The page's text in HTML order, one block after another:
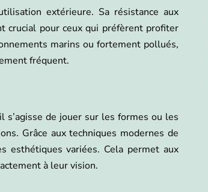
extérieure. Sa résistance aux
crucial pour ceux qui préfèrent profiter
marins ou fortement pollués,
fréquent.
s’agisse de jouer sur les formes ou les
Grâce aux techniques modernes de
esthétiques variées. Cela permet aux
à leur vision.